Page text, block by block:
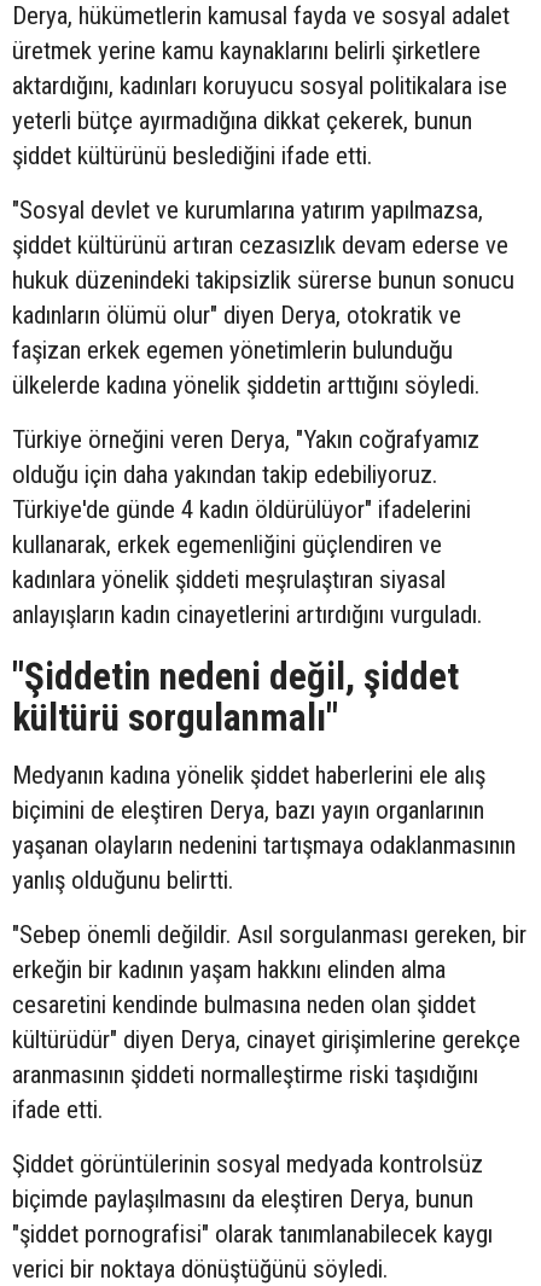
Derya, hükümetlerin kamusal fayda ve sosyal adalet
üretmek yerine kamu kaynaklarını belirli şirketlere
aktardığını, kadınları koruyucu sosyal politikalara ise
yeterli bütçe ayırmadığına dikkat çekerek, bunun
şiddet kültürünü beslediğini ifade etti.
"Sosyal devlet ve kurumlarına yatırım yapılmazsa,
şiddet kültürünü artıran cezasızlık devam ederse ve
hukuk düzenindeki takipsizlik sürerse bunun sonucu
kadınların ölümü olur" diyen Derya, otokratik ve
faşizan erkek egemen yönetimlerin bulunduğu
ülkelerde kadına yönelik şiddetin arttığını söyledi.
Türkiye örneğini veren Derya, "Yakın coğrafyamız
olduğu için daha yakından takip edebiliyoruz.
Türkiye'de günde 4 kadın öldürülüyor" ifadelerini
kullanarak, erkek egemenliğini güçlendiren ve
kadınlara yönelik şiddeti meşrulaştıran siyasal
anlayışların kadın cinayetlerini artırdığını vurguladı.
"Şiddetin nedeni değil, şiddet
kültürü sorgulanmalı"
Medyanın kadına yönelik şiddet haberlerini ele alış
biçimini de eleştiren Derya, bazı yayın organlarının
yaşanan olayların nedenini tartışmaya odaklanmasının
yanlış olduğunu belirtti.
"Sebep önemli değildir. Asıl sorgulanması gereken, bir
erkeğin bir kadının yaşam hakkını elinden alma
cesaretini kendinde bulmasına neden olan şiddet
kültürüdür" diyen Derya, cinayet girişimlerine gerekçe
aranmasının şiddeti normalleştirme riski taşıdığını
ifade etti.
Şiddet görüntülerinin sosyal medyada kontrolsüz
biçimde paylaşılmasını da eleştiren Derya, bunun
"şiddet pornografisi" olarak tanımlanabilecek kaygı
verici bir noktaya dönüştüğünü söyledi.